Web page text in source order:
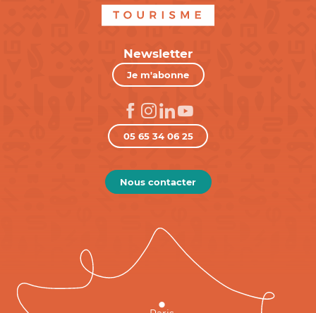
Newsletter
Je m'abonne
05 65 34 06 25
Nous contacter